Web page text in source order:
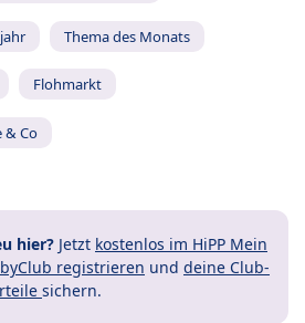
Thema des Monats
Flohmarkt
& Co
hier? Jetzt kostenlos im HiPP Mein
registrieren und deine Club-
sichern.